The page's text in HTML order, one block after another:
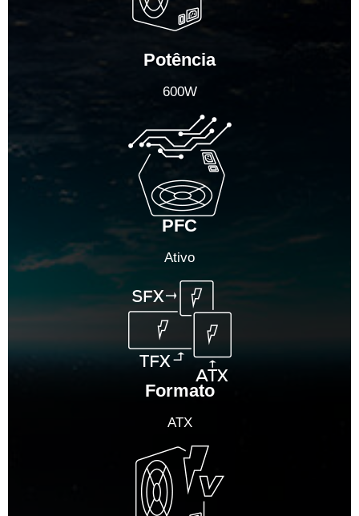
Potência
600W
PFC
Ativo
Formato
ATX